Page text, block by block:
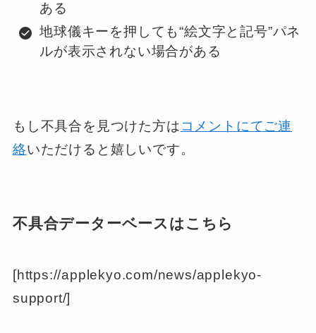
ある
地球儀キーを押しても“絵文字と記号”パネ
ルが表示されない場合がある
もし不具合を見つけた方は コメントにてご連
絡いただけると嬉しいです。
不具合データーベースはこちら
[https://applekyo.com/news/applekyo-
support/]